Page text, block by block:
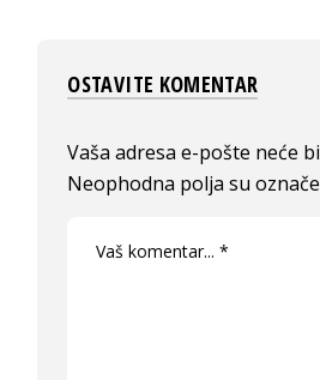
OSTAVITE KOMENTAR
Vaša adresa e-pošte neće
Neophodna polja su